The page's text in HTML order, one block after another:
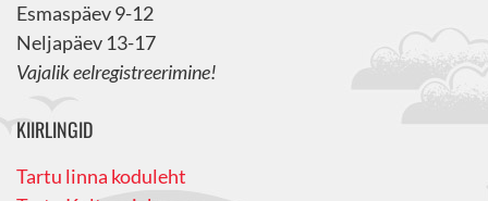
Esmaspäev 9-12
Neljapäev 13-17
Vajalik eelregistreerimine!
KIIRLINGID
Tartu linna koduleht